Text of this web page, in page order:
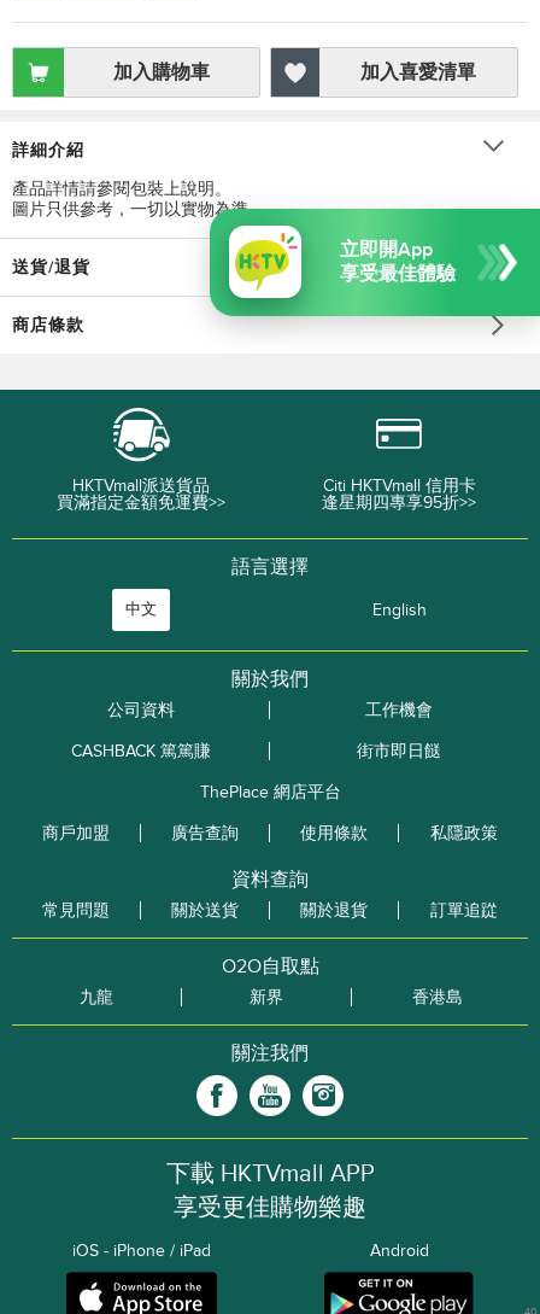
加入購物車 加入喜愛清單
詳細介紹
產品詳情請參閱包裝上說明。
圖片只供參考，一切以實物為準。
送貨/退貨
商店條款
HKTVmall派送貨品
買滿指定金額免運費>>
Citi HKTVmall 信用卡
逢星期四專享95折>>
語言選擇
中文 English
關於我們
公司資料
工作機會
CASHBACK 篤篤賺
街市即日餸
ThePlace 網店平台
商戶加盟
廣告查詢 使用條款 私隱政策
資料查詢
常見問題 關於送貨 關於退貨 訂單追踨
O2O自取點
九龍 新界 香港島
關注我們
下載 HKTVmall APP
享受更佳購物樂趣
iOS - iPhone / iPad Android
立即開App
享受最佳體驗